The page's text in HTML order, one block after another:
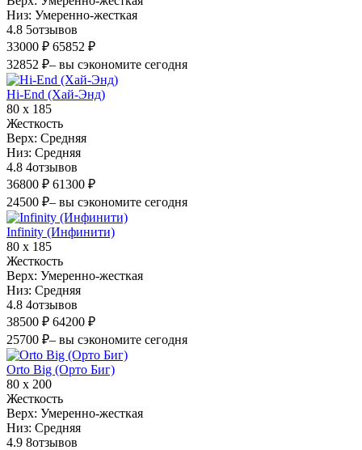
Низ: Умеренно-жесткая
4.8 5отзывов
33000 ₽ 65852 ₽
32852 ₽– вы сэкономите сегодня
Hi-End (Хай-Энд)
80 х 185
Жесткость
Верх: Средняя
Низ: Средняя
4.8 4отзывов
36800 ₽ 61300 ₽
24500 ₽– вы сэкономите сегодня
Infinity (Инфинити)
80 х 185
Жесткость
Верх: Умеренно-жесткая
Низ: Средняя
4.8 4отзывов
38500 ₽ 64200 ₽
25700 ₽– вы сэкономите сегодня
Orto Big (Орто Биг)
80 х 200
Жесткость
Верх: Умеренно-жесткая
Низ: Средняя
4.9 8отзывов